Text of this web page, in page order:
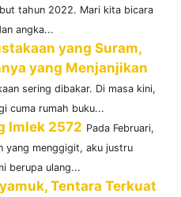
tahun 2022. Mari kita bicara
angka...
yang Suram,
yang Menjanjikan
sering dibakar. Di masa kini,
cuma rumah buku...
Imlek 2572 Pada Februari,
yang menggigit, aku justru
berupa ulang...
Tentara Terkuat